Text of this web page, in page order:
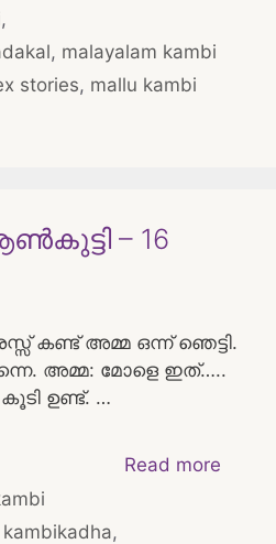
,
, malayalam kambi
stories, mallu kambi
– 16
കണ്ട് അമ്മ ഒന്ന് ഞെട്ടി.
അമ്മ: മോളെ ഇത്…..
ഉണ്ട്. …
Read more
kambikadha,